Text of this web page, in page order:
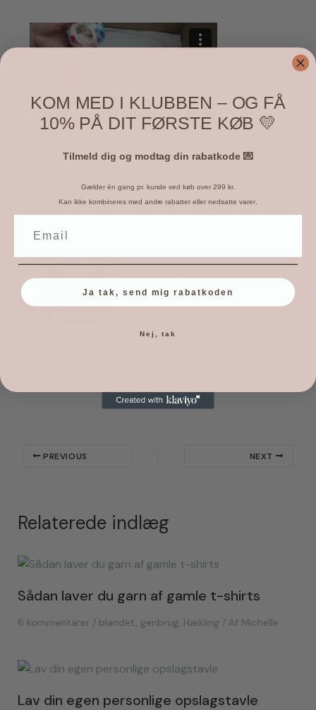
Hedgehog inspireret garn.fromMichelle-Marie
Om forfatteren
PREVIOUS NEXT
Relaterede indlæg
Sådan laver du garn af gamle t-shirts
6 kommentarer / blandet, genbrug, Hækling/ Af Michelle
Lav din egen personlige opslagstavle
KOM MED I KLUBBEN – OG FÅ
10% PÅ DIT FØRSTE KØB 💛
Tilmeld dig og modtag din rabatkode 💌
Gælder én gang pr. kunde ved køb over 299 kr.
Kan ikke kombineres med andre rabatter eller nedsatte varer.
Ja tak, send mig rabatkoden
Nej, tak